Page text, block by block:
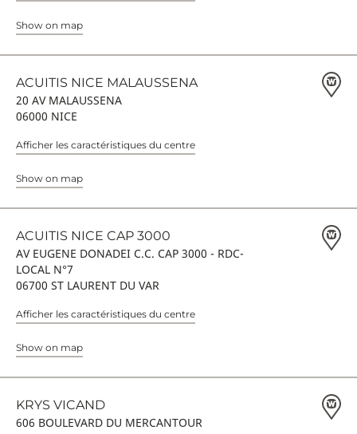
Show on map
ACUITIS NICE MALAUSSENA
20 AV MALAUSSENA
06000 NICE
Afficher les caractéristiques du centre
Show on map
ACUITIS NICE CAP 3000
AV EUGENE DONADEI C.C. CAP 3000 - RDC-
LOCAL N°7
06700 ST LAURENT DU VAR
Afficher les caractéristiques du centre
Show on map
KRYS VICAND
606 BOULEVARD DU MERCANTOUR